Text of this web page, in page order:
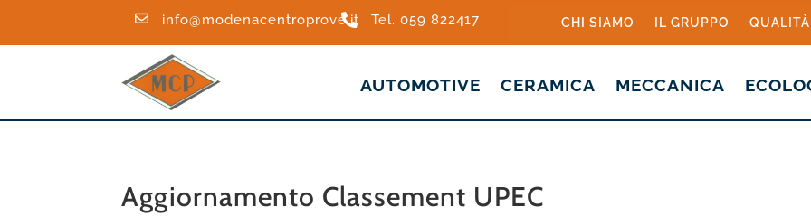
 info@modenacentroprove.it
 Tel. 059 822417 CHI SIAMO IL GRUPPO QUALITÀ
AUTOMOTIVE CERAMICA MECCANICA
Aggiornamento Classement UPEC